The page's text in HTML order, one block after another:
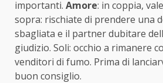
importanti. Amore: in coppia,
sopra: rischiate di prendere una
sbagliata e il partner dubitare
giudizio. Soli: occhio a rimanere
venditori di fumo. Prima di
buon consiglio.